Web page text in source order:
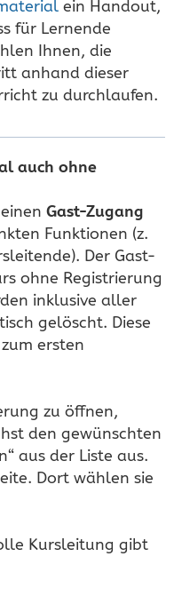
ein Handout,
für Lernende
Ihnen, die
anhand dieser
zu durchlaufen.
auch ohne
Gast-Zugang
Funktionen (z.
Der Gast-
ohne Registrierung
inklusive aller
gelöscht. Diese
ersten
zu öffnen,
den gewünschten
aus der Liste aus.
Dort wählen sie
Kursleitung gibt